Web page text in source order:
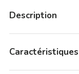
Description
Caractéristiques